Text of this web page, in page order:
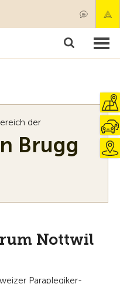
der
Brugg
Nottwil
Paraplegiker-